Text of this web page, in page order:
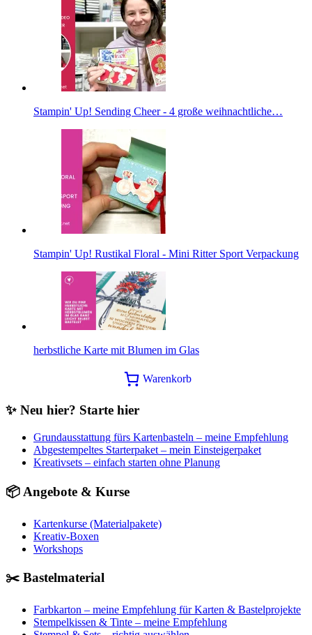
Stampin' Up! Sending Cheer - 4 große weihnachtliche…
Stampin' Up! Rustikal Floral - Mini Ritter Sport Verpackung
herbstliche Karte mit Blumen im Glas
Warenkorb
✨ Neu hier? Starte hier
Grundausstattung fürs Kartenbasteln – meine Empfehlung
Abgestempeltes Starterpaket – mein Einsteigerpaket
Kreativsets – einfach starten ohne Planung
📦 Angebote & Kurse
Kartenkurse (Materialpakete)
Kreativ-Boxen
Workshops
✂️ Bastelmaterial
Farbkarton – meine Empfehlung für Karten & Bastelprojekte
Stempelkissen & Tinte – meine Empfehlung